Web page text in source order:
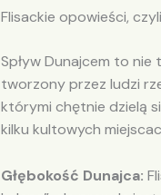
Flisackie opowieści,
Spływ Dunajcem to
tworzony przez ludzi
którymi chętnie dzielą
kilku kultowych
Głębokość Dunajca: